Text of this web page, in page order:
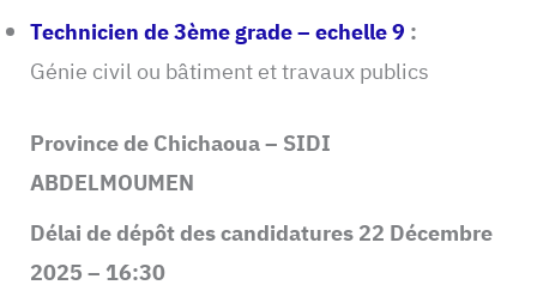
Technicien de 3ème grade – echelle 9 :
Génie civil ou bâtiment et travaux publics
Province de Chichaoua – SIDI
ABDELMOUMEN
Délai de dépôt des candidatures 22 Décembre
2025 – 16:30